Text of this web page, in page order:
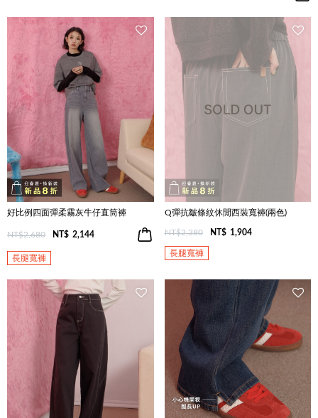
好比例四面彈柔霧灰牛仔直筒褲
NT$2,680 NT$ 2,144
長腿寬褲
Q彈抗皺條紋休閒西裝寬褲(兩色)
NT$2,380 NT$ 1,904
長腿寬褲